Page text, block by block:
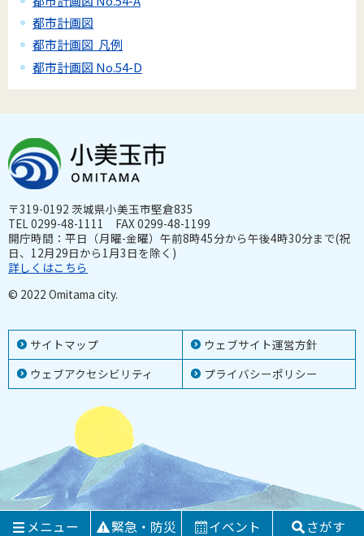
都市計画図
都市計画図 凡例
都市計画図 No.54-D
サイトマップ
ウェブサイト運営方針
ウェブアクセシビリティ
プライバシーポリシー
〒319-0192 茨城県小美玉市堅倉835
TEL 0299-48-1111 FAX 0299-48-1199
開庁時間：平日（月曜-金曜）午前8時45分から午後4時30分まで(祝
日、12月29日から1月3日を除く)
詳しくはこちら
© 2022 Omitama city.
メニュー 緊急・防災 イベント さがす